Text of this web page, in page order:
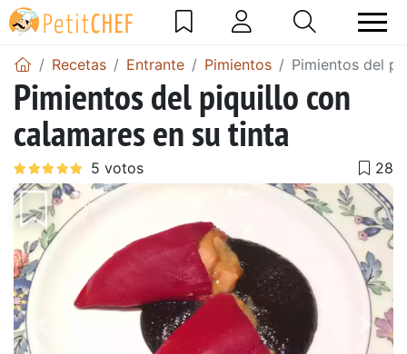
Recetas Entrante Pimientos Pimientos del
Pimientos del piquillo con
calamares en su tinta